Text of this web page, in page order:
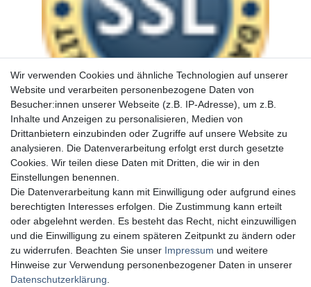
Wir verwenden Cookies und ähnliche Technologien auf unserer
Website und verarbeiten personenbezogene Daten von
Besucher:innen unserer Webseite (z.B. IP-Adresse), um z.B.
Inhalte und Anzeigen zu personalisieren, Medien von
Drittanbietern einzubinden oder Zugriffe auf unsere Website zu
analysieren. Die Datenverarbeitung erfolgt erst durch gesetzte
Cookies. Wir teilen diese Daten mit Dritten, die wir in den
Einstellungen benennen.
Die Datenverarbeitung kann mit Einwilligung oder aufgrund eines
berechtigten Interesses erfolgen. Die Zustimmung kann erteilt
oder abgelehnt werden. Es besteht das Recht, nicht einzuwilligen
und die Einwilligung zu einem späteren Zeitpunkt zu ändern oder
zu widerrufen. Beachten Sie unser Impressum und weitere
Hinweise zur Verwendung personenbezogener Daten in unserer
Daten­schutz­erklärung